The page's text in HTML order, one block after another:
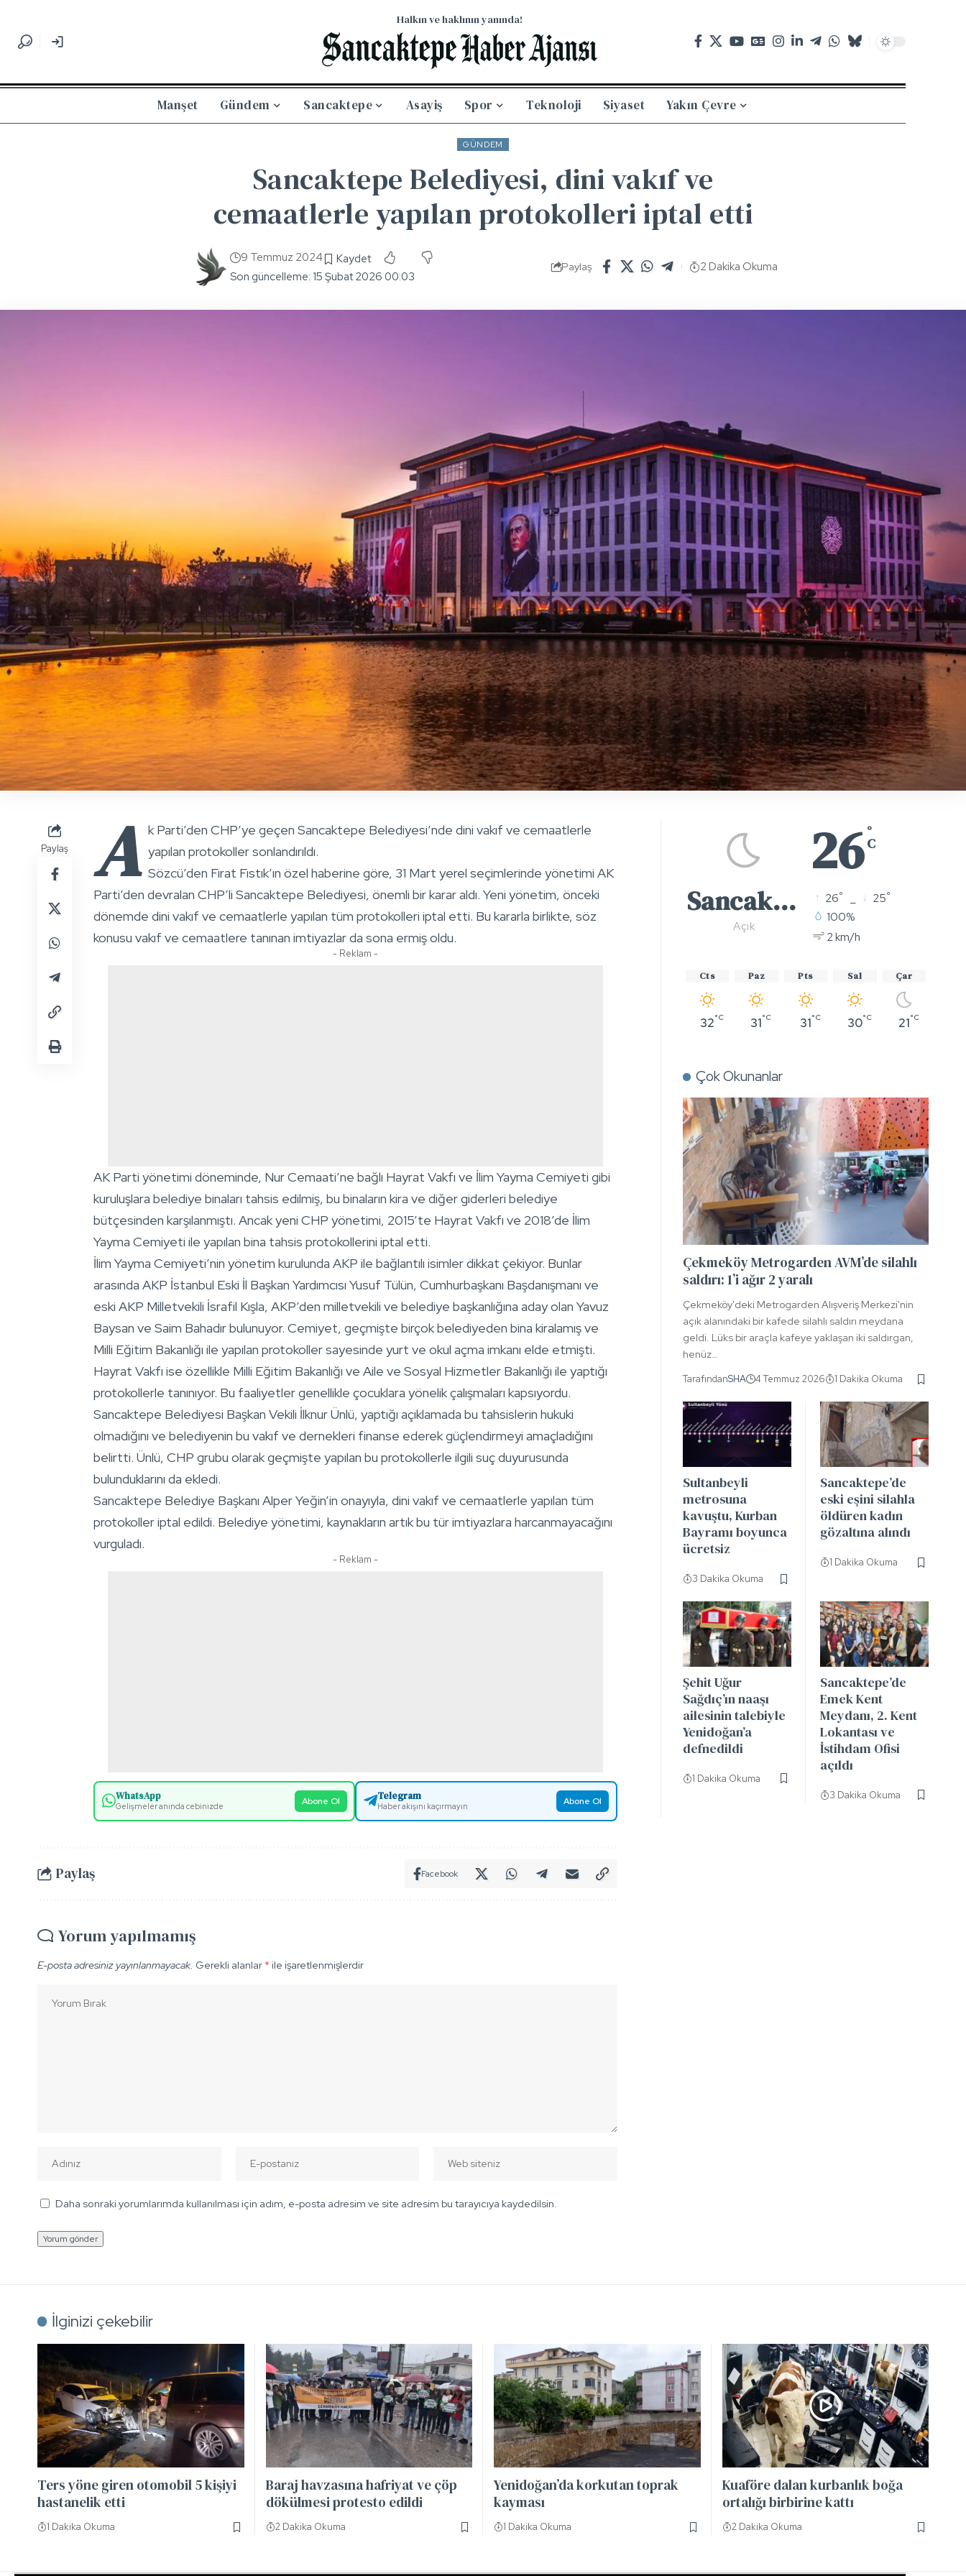
Halkın ve haklının yanında!
Manşet Gündem Sancaktepe Asayiş Spor Teknoloji Siyaset Yakın Çevre
GÜNDEM
Sancaktepe Belediyesi, dini vakıf ve
cemaatlerle yapılan protokolleri iptal etti
Son güncelleme: 15 Şubat 2026 00:03
9 Temmuz 2024
Paylaş 2 Dakika Okuma
Paylaş A k Parti’den CHP’ye geçen Sancaktepe Belediyesi’nde dini vakıf ve cemaatlerle
yapılan protokoller sonlandırıldı.
Sözcü’den Fırat Fıstık’ın özel haberine göre, 31 Mart yerel seçimlerinde yönetimi AK
Parti’den devralan CHP’li Sancaktepe Belediyesi, önemli bir karar aldı. Yeni yönetim, önceki
dönemde dini vakıf ve cemaatlerle yapılan tüm protokolleri iptal etti. Bu kararla birlikte, söz
konusu vakıf ve cemaatlere tanınan imtiyazlar da sona ermiş oldu.
- Reklam -
AK Parti yönetimi döneminde, Nur Cemaati’ne bağlı Hayrat Vakfı ve İlim Yayma Cemiyeti gibi
kuruluşlara belediye binaları tahsis edilmiş, bu binaların kira ve diğer giderleri belediye
bütçesinden karşılanmıştı. Ancak yeni CHP yönetimi, 2015’te Hayrat Vakfı ve 2018’de İlim
Yayma Cemiyeti ile yapılan bina tahsis protokollerini iptal etti.
İlim Yayma Cemiyeti’nin yönetim kurulunda AKP ile bağlantılı isimler dikkat çekiyor. Bunlar
arasında AKP İstanbul Eski İl Başkan Yardımcısı Yusuf Tülün, Cumhurbaşkanı Başdanışmanı ve
eski AKP Milletvekili İsrafil Kışla, AKP’den milletvekili ve belediye başkanlığına aday olan Yavuz
Baysan ve Saim Bahadır bulunuyor. Cemiyet, geçmişte birçok belediyeden bina kiralamış ve
Milli Eğitim Bakanlığı ile yapılan protokoller sayesinde yurt ve okul açma imkanı elde etmişti.
Hayrat Vakfı ise özellikle Milli Eğitim Bakanlığı ve Aile ve Sosyal Hizmetler Bakanlığı ile yaptığı
protokollerle tanınıyor. Bu faaliyetler genellikle çocuklara yönelik çalışmaları kapsıyordu.
Sancaktepe Belediyesi Başkan Vekili İlknur Ünlü, yaptığı açıklamada bu tahsislerin hukuki
olmadığını ve belediyenin bu vakıf ve dernekleri finanse ederek güçlendirmeyi amaçladığını
belirtti. Ünlü, CHP grubu olarak geçmişte yapılan bu protokollerle ilgili suç duyurusunda
bulunduklarını da ekledi.
Sancaktepe Belediye Başkanı Alper Yeğin’in onayıyla, dini vakıf ve cemaatlerle yapılan tüm
protokoller iptal edildi. Belediye yönetimi, kaynakların artık bu tür imtiyazlara harcanmayacağını
vurguladı.
- Reklam -
WhatsApp
Gelişmeler anında cebinizde Abone Ol Telegram
Haber akışını kaçırmayın Abone Ol
Paylaş Facebook
Yorum yapılmamış
E-posta adresiniz yayınlanmayacak. Gerekli alanlar * ile işaretlenmişlerdir
Daha sonraki yorumlarımda kullanılması için adım, e-posta adresim ve site adresim bu tarayıcıya kaydedilsin.
26 °
C
Sancaktepe
Açık
26° 25°
100%
2 km/h
Cts
32°C
Paz
31°C
Pts
31°C
Sal
30°C
Çar
21°C
Çok Okunanlar
Çekmeköy Metrogarden AVM’de silahlı
saldırı: 1’i ağır 2 yaralı
Çekmeköy'deki Metrogarden Alışveriş Merkezi'nin
açık alanındaki bir kafede silahlı saldırı meydana
geldi. Lüks bir araçla kafeye yaklaşan iki saldırgan,
henüz…
TarafındanSHA 4 Temmuz 2026 1 Dakika Okuma
Sultanbeyli
metrosuna
kavuştu, Kurban
Bayramı boyunca
ücretsiz
3 Dakika Okuma
Sancaktepe’de
eski eşini silahla
öldüren kadın
gözaltına alındı
1 Dakika Okuma
Şehit Uğur
Sağdıç’ın naaşı
ailesinin talebiyle
Yenidoğan’a
defnedildi
1 Dakika Okuma
Sancaktepe’de
Emek Kent
Meydanı, 2. Kent
Lokantası ve
İstihdam Ofisi
açıldı
3 Dakika Okuma
İlginizi çekebilir
Ters yöne giren otomobil 5 kişiyi
hastanelik etti
1 Dakika Okuma
Baraj havzasına hafriyat ve çöp
dökülmesi protesto edildi
2 Dakika Okuma
Yenidoğan’da korkutan toprak
kayması
1 Dakika Okuma
Kuaföre dalan kurbanlık boğa
ortalığı birbirine kattı
2 Dakika Okuma